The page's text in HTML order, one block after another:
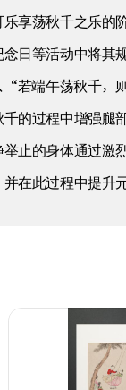
享荡秋千之乐的
日等活动中将其
“若端午荡秋千，
的过程中增强腿
止的身体通过激
在此过程中提升元